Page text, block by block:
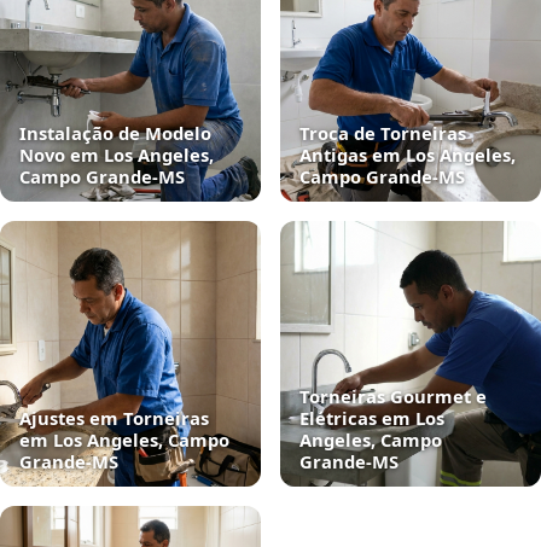
Instalação de Modelo
Novo em Los Angeles,
Campo Grande‑MS
Troca de Torneiras
Antigas em Los Angeles,
Campo Grande‑MS
Ajustes em Torneiras
em Los Angeles, Campo
Grande‑MS
Torneiras Gourmet e
Elétricas em Los
Angeles, Campo
Grande‑MS